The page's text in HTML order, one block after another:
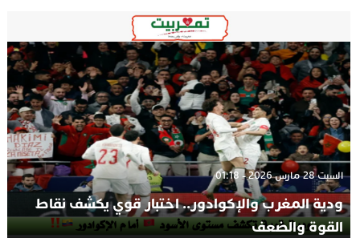
السبت 28 مارس 2026 - 01:18
ودية المغرب والإكوادور.. اختبار قوي يكشف نقاط
القوة والضعف